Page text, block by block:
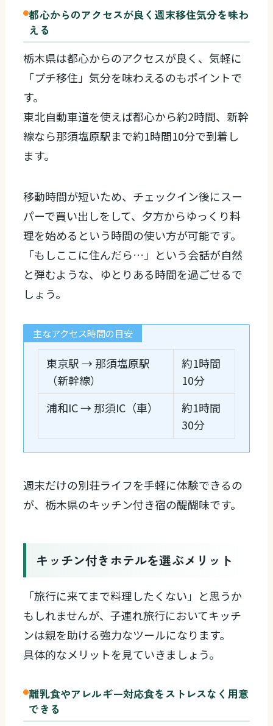
都心からのアクセスが良く週末移住気分を味わ
える
栃木県は都心からのアクセスが良く、気軽に
「プチ移住」気分を味わえるのもポイントで
す。
東北自動車道を使えば都心から約2時間、新幹
線なら那須塩原駅まで約1時間10分で到着し
ます。
移動時間が短いため、チェックイン後にスー
パーで買い出しをして、夕方からゆっくり料
理を始めるという時間の使い方が可能です。
「もしここに住んだら…」という会話が自然
と弾むような、ゆとりある時間を過ごせるで
しょう。
主なアクセス時間の目安
東京駅 → 那須塩原駅
（新幹線）
約1時間
10分
浦和IC → 那須IC（車）
約1時間
30分
週末だけの別荘ライフを手軽に体験できるの
が、栃木県のキッチン付き宿の醍醐味です。
キッチン付きホテルを選ぶメリット
「旅行に来てまで料理したくない」と思うか
もしれませんが、子連れ旅行においてキッチ
ンは親を助ける強力なツールになります。
具体的なメリットを見ていきましょう。
離乳食やアレルギー対応食をストレスなく用意
できる